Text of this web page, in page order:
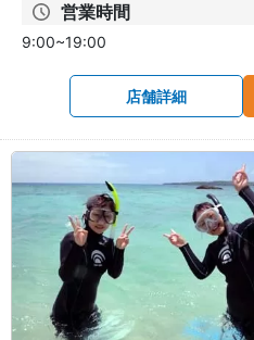
営業時間
9:00~19:00
店舗詳細